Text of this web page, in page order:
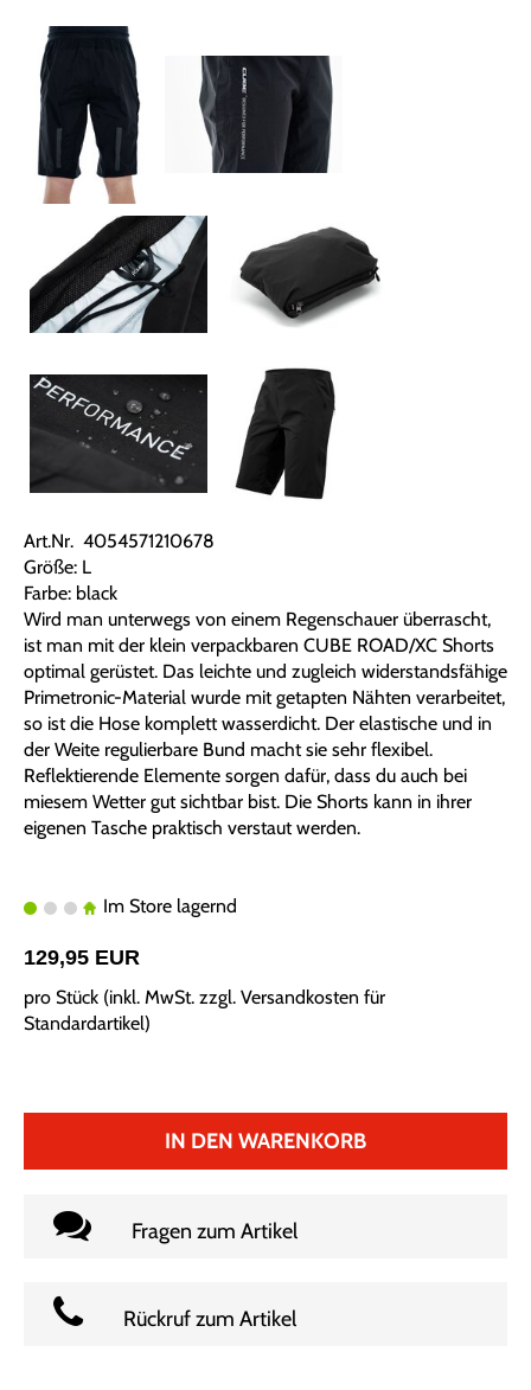
Art.Nr. 4054571210678
Größe: L
Farbe: black
Wird man unterwegs von einem Regenschauer überrascht,
ist man mit der klein verpackbaren CUBE ROAD/XC Shorts
optimal gerüstet. Das leichte und zugleich widerstandsfähige
Primetronic-Material wurde mit getapten Nähten verarbeitet,
so ist die Hose komplett wasserdicht. Der elastische und in
der Weite regulierbare Bund macht sie sehr flexibel.
Reflektierende Elemente sorgen dafür, dass du auch bei
miesem Wetter gut sichtbar bist. Die Shorts kann in ihrer
eigenen Tasche praktisch verstaut werden.
Im Store lagernd
129,95 EUR
pro Stück (inkl. MwSt. zzgl. Versandkosten für
Standardartikel)
IN DEN WARENKORB
Fragen zum Artikel
Rückruf zum Artikel